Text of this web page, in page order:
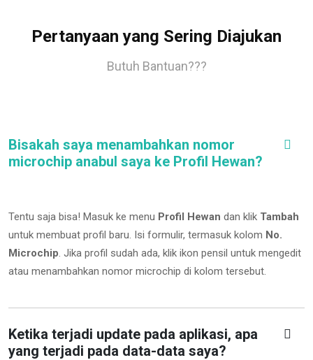
Pertanyaan yang Sering Diajukan
Butuh Bantuan???
Bisakah saya menambahkan nomor
microchip anabul saya ke Profil Hewan?
Tentu saja bisa! Masuk ke menu Profil Hewan dan klik Tambah
untuk membuat profil baru. Isi formulir, termasuk kolom No.
Microchip. Jika profil sudah ada, klik ikon pensil untuk mengedit
atau menambahkan nomor microchip di kolom tersebut.
Ketika terjadi update pada aplikasi, apa
yang terjadi pada data-data saya?